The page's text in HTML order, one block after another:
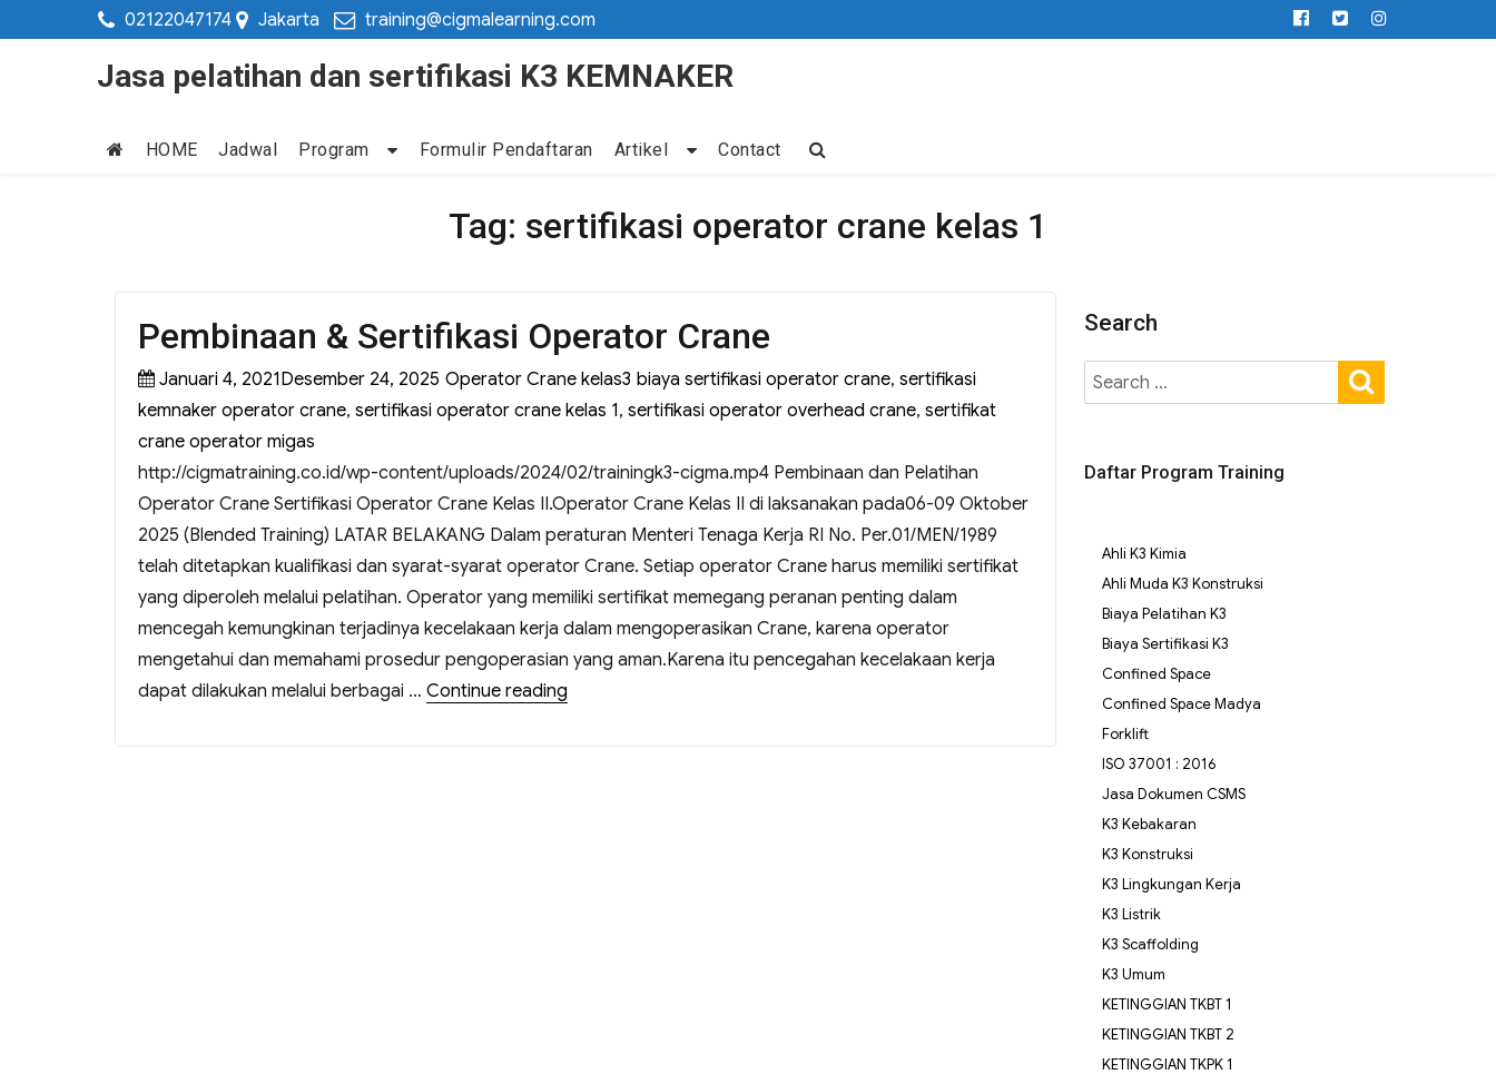
02122047174 Jakarta training@cigmalearning.com
Jasa pelatihan dan sertifikasi K3 KEMNAKER
HOME Jadwal Program Formulir Pendaftaran Artikel Contact
Tag: sertifikasi operator crane kelas 1
Pembinaan & Sertifikasi Operator Crane
Januari 4, 2021Desember 24, 2025 Operator Crane kelas3 biaya sertifikasi operator crane, sertifikasi
kemnaker operator crane, sertifikasi operator crane kelas 1, sertifikasi operator overhead crane, sertifikat
crane operator migas
http://cigmatraining.co.id/wp-content/uploads/2024/02/trainingk3-cigma.mp4 Pembinaan dan Pelatihan
Operator Crane Sertifikasi Operator Crane Kelas II.Operator Crane Kelas II di laksanakan pada06-09 Oktober
2025 (Blended Training) LATAR BELAKANG Dalam peraturan Menteri Tenaga Kerja RI No. Per.01/MEN/1989
telah ditetapkan kualifikasi dan syarat-syarat operator Crane. Setiap operator Crane harus memiliki sertifikat
yang diperoleh melalui pelatihan. Operator yang memiliki sertifikat memegang peranan penting dalam
mencegah kemungkinan terjadinya kecelakaan kerja dalam mengoperasikan Crane, karena operator
mengetahui dan memahami prosedur pengoperasian yang aman.Karena itu pencegahan kecelakaan kerja
dapat dilakukan melalui berbagai … Continue reading
Search
Daftar Program Training
Ahli K3 Kimia
Ahli Muda K3 Konstruksi
Biaya Pelatihan K3
Biaya Sertifikasi K3
Confined Space
Confined Space Madya
Forklift
ISO 37001 : 2016
Jasa Dokumen CSMS
K3 Kebakaran
K3 Konstruksi
K3 Lingkungan Kerja
K3 Listrik
K3 Scaffolding
K3 Umum
KETINGGIAN TKBT 1
KETINGGIAN TKBT 2
KETINGGIAN TKPK 1